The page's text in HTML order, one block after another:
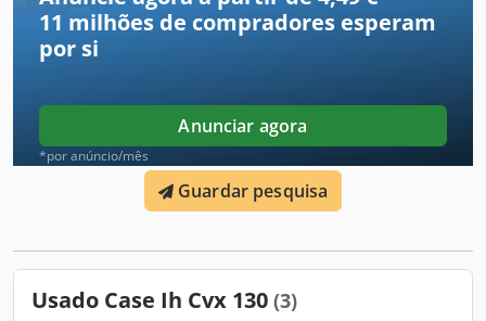
se exclusivamente ao item descrito. Outros itens
eventualmente visíveis nas imagens podem pertencer a
outra oferta. Reservamo-nos o direito de corrigir possíveis
11 milhões de compradores esperam
por si
Anunciar agora
*por anúncio/mês
Guardar pesquisa
Usado Case Ih Cvx 130 (3)